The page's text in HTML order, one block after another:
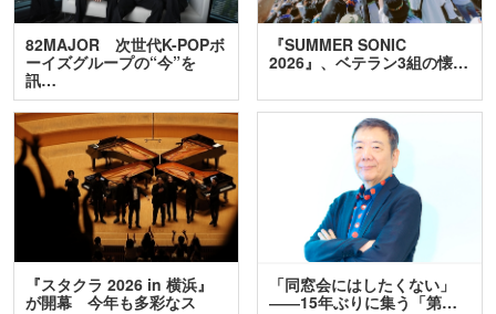
82MAJOR 次世代K-POPボ
ーイズグループの“今”を
訊…
『SUMMER SONIC
2026』、ベテラン3組の懐…
『スタクラ 2026 in 横浜』
が開幕 今年も多彩なス
「同窓会にはしたくない」
――15年ぶりに集う「第…